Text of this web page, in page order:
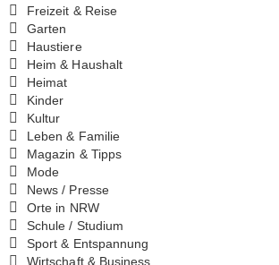
Freizeit & Reise
Garten
Haustiere
Heim & Haushalt
Heimat
Kinder
Kultur
Leben & Familie
Magazin & Tipps
Mode
News / Presse
Orte in NRW
Schule / Studium
Sport & Entspannung
Wirtschaft & Business